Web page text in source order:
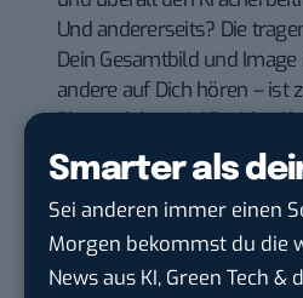
Smarter als
Sei anderen immer einen
Morgen bekommst du die
News aus KI, Green Tech
Und andererseits? Die
Dein Gesamtbild und
andere auf Dich hören – ist
Bloggerlebens i.d.R. nicht.
die kleinen Runden. Da fällt
Denn die sich
möglicherweise dadurch
aufmerksam. Wie? Haben
doch zur Wiederholung: